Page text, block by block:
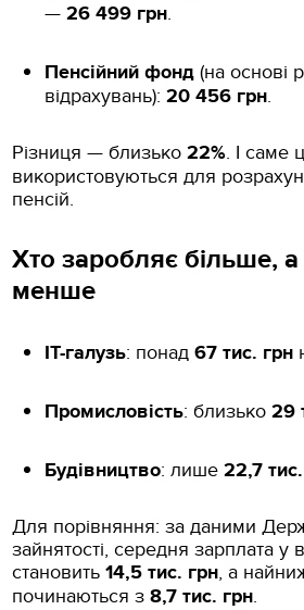
—26 499 грн.
Пенсійний фонд (на основі
відрахувань):20 456 грн.
Різниця — близько22%. І саме
використовуються для
пенсій.
Хто заробляє більше,
менше
ІТ-галузь: понад67 тис. грн
Промисловість: близько29
Будівництво: лише22,7
Для порівняння: за даними
зайнятості, середня зарплата у
становить14,5 тис. грн, а
починаються з8,7 тис. грн.